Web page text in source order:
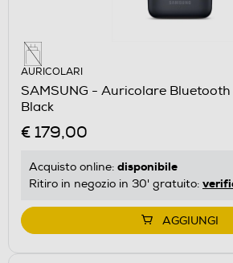
AURICOLARI
SAMSUNG - Auricolare
Black
€ 179,00
Acquisto online: disponibile
Ritiro in negozio in 30' gratuito:
AGGIUNGI